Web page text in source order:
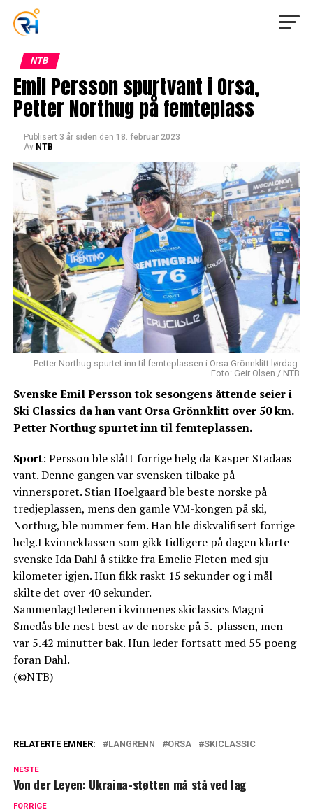
NTB
Emil Persson spurtvant i Orsa,
Petter Northug på femteplass
Publisert 3 år siden den 18. februar 2023
Av NTB
Petter Northug spurtet inn til femteplassen i Orsa Grönnklitt lørdag.
Foto: Geir Olsen / NTB
Svenske Emil Persson tok sesongens åttende seier i
Ski Classics da han vant Orsa Grönnklitt over 50 km.
Petter Northug spurtet inn til femteplassen.
Sport: Persson ble slått forrige helg da Kasper Stadaas
vant. Denne gangen var svensken tilbake på
vinnersporet. Stian Hoelgaard ble beste norske på
tredjeplassen, mens den gamle VM-kongen på ski,
Northug, ble nummer fem. Han ble diskvalifisert forrige
helg.I kvinneklassen som gikk tidligere på dagen klarte
svenske Ida Dahl å stikke fra Emelie Fleten med sju
kilometer igjen. Hun fikk raskt 15 sekunder og i mål
skilte det over 40 sekunder.
Sammenlagtlederen i kvinnenes skiclassics Magni
Smedås ble nest best av de norske på 5.-plassen, men
var 5.42 minutter bak. Hun leder fortsatt med 55 poeng
foran Dahl.
(©NTB)
RELATERTE EMNER: LANGRENN ORSA SKICLASSIC
NESTE
Von der Leyen: Ukraina-støtten må stå ved lag
FORRIGE